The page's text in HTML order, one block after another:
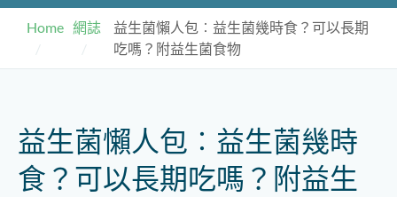
Home 網誌
益生菌懶人包︰益生菌幾時食？可以長期
吃嗎？附益生菌食物
益生菌懶人包︰益生菌幾時
食？可以長期吃嗎？附益生